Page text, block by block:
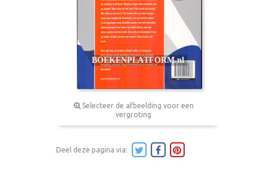
Selecteer de afbeelding voor een
vergroting
Deel deze pagina via: